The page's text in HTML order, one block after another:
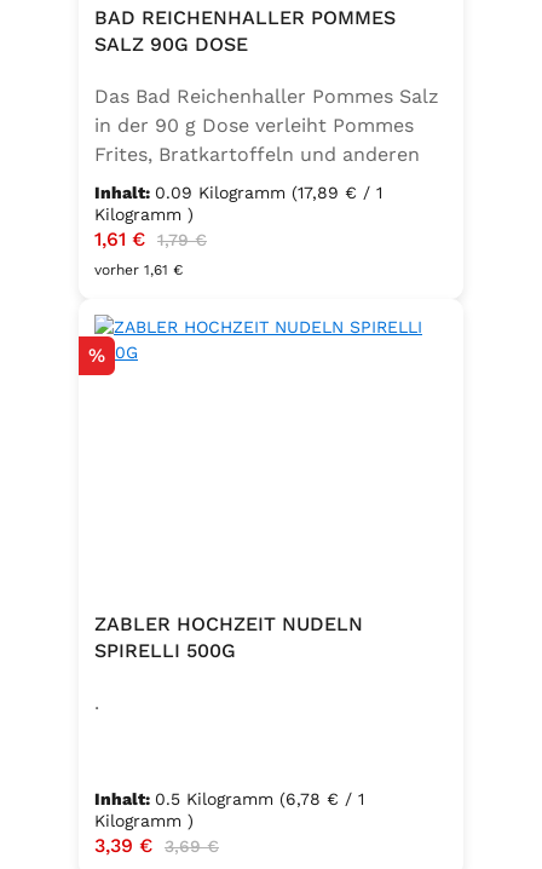
BAD REICHENHALLER POMMES
SALZ 90G DOSE
Das Bad Reichenhaller Pommes Salz
in der 90 g Dose verleiht Pommes
Frites, Bratkartoffeln und anderen
Kartoffelspezialitäten den perfekten
Geschmack – ganz ohne
Geschmacksverstärker. Die feine
Mischung ist vegan, glutenfrei und
bewusste Ernährung und
unkomplizierte Würzung in der
Inhalt: 0.09 Kilogramm (17,89 € / 1
Kilogramm )
Verkaufspreis:
1,61 € Regulärer Preis:
1,79 €
vorher 1,61 €
Rabatt
%
ZABLER HOCHZEIT NUDELN
SPIRELLI 500G
.
Inhalt: 0.5 Kilogramm (6,78 € / 1
Kilogramm )
Verkaufspreis:
3,39 € Regulärer Preis:
3,69 €